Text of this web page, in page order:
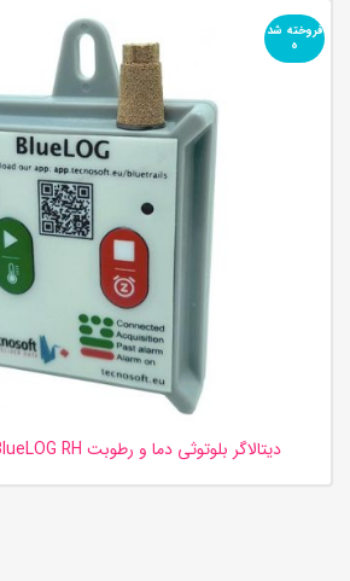
فروخته شد
ه
دیتالاگر بلوتوثی دما و رطوبت BlueLOG RH تکنو سافت ایتالیا